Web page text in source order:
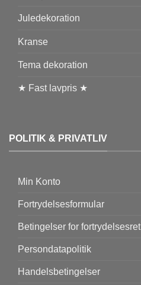
Juledekoration
Kranse
Tema dekoration
★ Fast lavpris ★
POLITIK & PRIVATLIV
Min Konto
Fortrydelsesformular
Betingelser for fortrydelsesret
Persondatapolitik
Handelsbetingelser